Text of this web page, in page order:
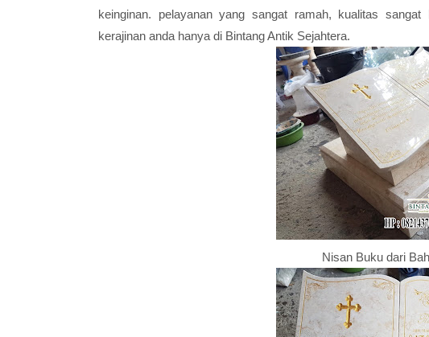
keinginan. pelayanan yang sangat ramah, kualitas
kerajinan anda hanya di Bintang Antik Sejahtera.
Nisan Buku dari